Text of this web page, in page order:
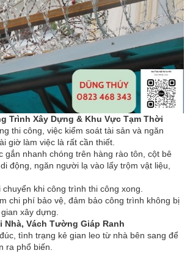
Trình Xây Dựng & Khu Vực Tạm Thời
thi công, việc kiểm soát tài sản và ngăn
giờ làm việc là rất cần thiết.
gắn nhanh chóng trên hàng rào tôn, cột bê
động, ngăn người lạ vào lấy trộm vật liệu,
khi công trình thi công xong.
chi phí bảo vệ, đảm bảo công trình không bị
xây dựng.
Nhà, Vách Tường Giáp Ranh
tình trạng kẻ gian leo từ nhà bên sang để
ra phổ biến.